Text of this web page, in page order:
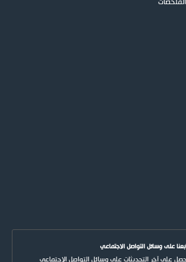
على وسائل التواصل الاجتماعي